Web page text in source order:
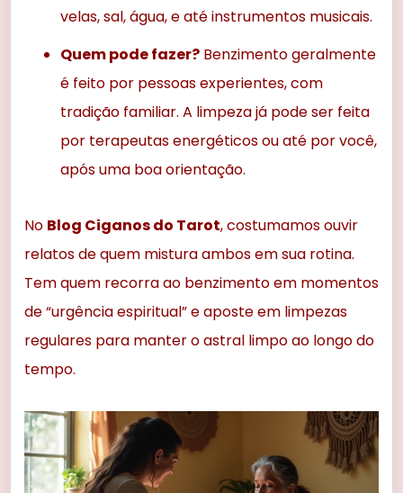
velas, sal, água, e até instrumentos musicais.
Quem pode fazer? Benzimento geralmente
é feito por pessoas experientes, com
tradição familiar. A limpeza já pode ser feita
por terapeutas energéticos ou até por você,
após uma boa orientação.
No Blog Ciganos do Tarot, costumamos ouvir
relatos de quem mistura ambos em sua rotina.
Tem quem recorra ao benzimento em momentos
de “urgência espiritual” e aposte em limpezas
regulares para manter o astral limpo ao longo do
tempo.